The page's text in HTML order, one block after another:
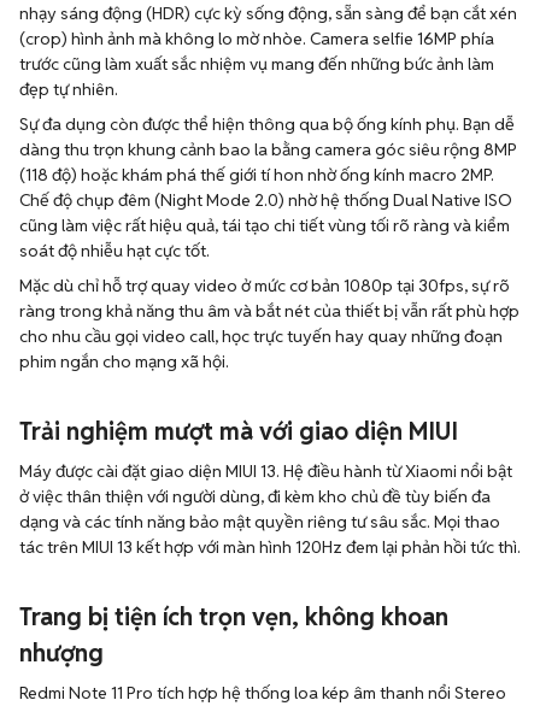
nhạy sáng động (HDR) cực kỳ sống động, sẵn sàng để bạn cắt xén
(crop) hình ảnh mà không lo mờ nhòe. Camera selfie 16MP phía
trước cũng làm xuất sắc nhiệm vụ mang đến những bức ảnh làm
đẹp tự nhiên.
Sự đa dụng còn được thể hiện thông qua bộ ống kính phụ. Bạn dễ
dàng thu trọn khung cảnh bao la bằng camera góc siêu rộng 8MP
(118 độ) hoặc khám phá thế giới tí hon nhờ ống kính macro 2MP.
Chế độ chụp đêm (Night Mode 2.0) nhờ hệ thống Dual Native ISO
cũng làm việc rất hiệu quả, tái tạo chi tiết vùng tối rõ ràng và kiểm
soát độ nhiễu hạt cực tốt.
Mặc dù chỉ hỗ trợ quay video ở mức cơ bản 1080p tại 30fps, sự rõ
ràng trong khả năng thu âm và bắt nét của thiết bị vẫn rất phù hợp
cho nhu cầu gọi video call, học trực tuyến hay quay những đoạn
phim ngắn cho mạng xã hội.
Trải nghiệm mượt mà với giao diện MIUI
Máy được cài đặt giao diện MIUI 13. Hệ điều hành từ Xiaomi nổi bật
ở việc thân thiện với người dùng, đi kèm kho chủ đề tùy biến đa
dạng và các tính năng bảo mật quyền riêng tư sâu sắc. Mọi thao
tác trên MIUI 13 kết hợp với màn hình 120Hz đem lại phản hồi tức thì.
Trang bị tiện ích trọn vẹn, không khoan
nhượng
Redmi Note 11 Pro tích hợp hệ thống loa kép âm thanh nổi Stereo